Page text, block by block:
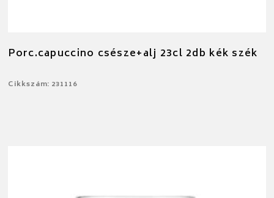
Porc.capuccino csésze+alj 23cl 2db kék szék
Cikkszám: 231116